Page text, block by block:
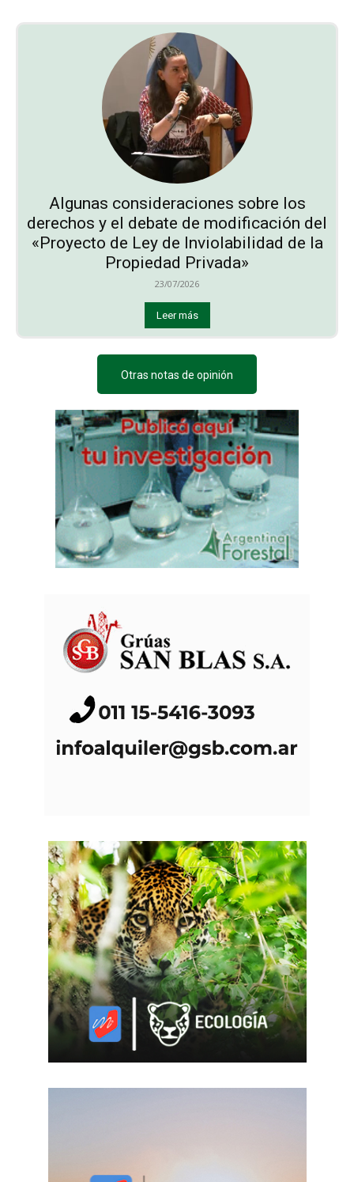
Algunas consideraciones sobre los
derechos y el debate de modificación del
«Proyecto de Ley de Inviolabilidad de la
Propiedad Privada»
23/07/2026
Leer más
Otras notas de opinión